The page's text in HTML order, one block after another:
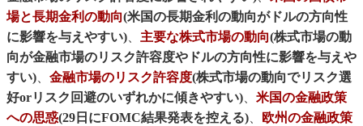
場と長期金利の動向(米国の長期金利の動向がドルの方向性
に影響を与えやすい)、 主要な株式市場の動向(株式市場の動
向が金融市場のリスク許容度やドルの方向性に影響を与えや
すい)、 金融市場のリスク許容度(株式市場の動向でリスク選
好orリスク回避のいずれかに傾きやすい)、 米国の金融政策
への思惑(29日にFOMC結果発表を控える)、
欧州の金融政策